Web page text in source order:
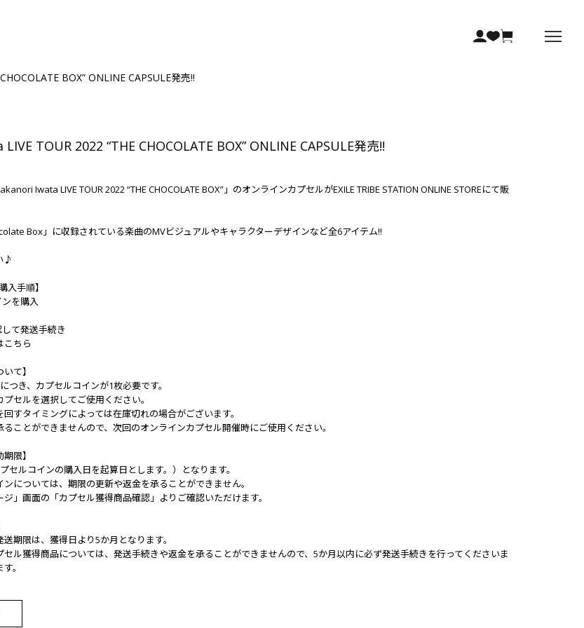
BOX” ONLINE CAPSULE発売!!
TOUR 2022 “THE CHOCOLATE BOX” ONLINE CAPSULE発売!!
Iwata LIVE TOUR 2022 “THE CHOCOLATE BOX”」のオンラインカプセルがEXILE TRIBE STATION ONLINE STOREにて販
Box」に収録されている楽曲のMVビジュアルやキャラクターデザインなど全6アイテム!!
♪
入手順】
を購入
て発送手続き
ちら
て】
つき、カプセルコインが1枚必要です。
セルを選択してご使用ください。
すタイミングによっては在庫切れの場合がございます。
ことができませんので、次回のオンラインカプセル開催時にご使用ください。
限】
セルコインの購入日を起算日とします。）となります。
については、期限の更新や返金を承ることができません。
」画面の「カプセル獲得商品確認」よりご確認いただけます。
期限は、獲得日より5か月となります。
ル獲得商品については、発送手続きや返金を承ることができませんので、5か月以内に必ず発送手続きを行ってくださいま
。